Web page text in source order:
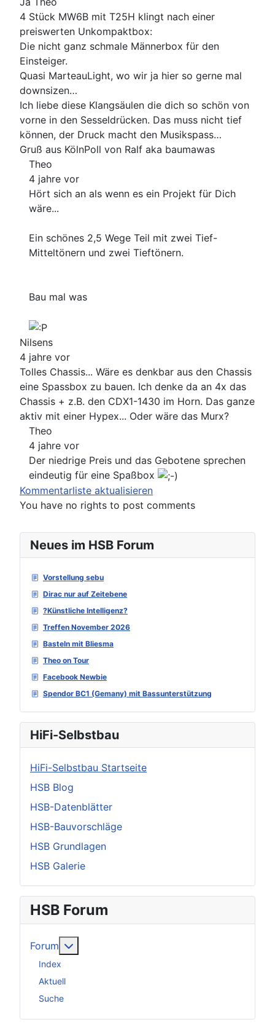
Neues im HSB Forum
Vorstellung sebu
Dirac nur auf Zeitebene
?Künstliche Intelligenz?
Treffen November 2026
Basteln mit Bliesma
Theo on Tour
Facebook Newbie
Spendor BC1 (Gemany) mit Bassunterstützung
HiFi-Selbstbau
HiFi-Selbstbau Startseite
HSB Blog
HSB-Datenblätter
HSB-Bauvorschläge
HSB Grundlagen
HSB Galerie
HSB Forum
Forum
Index
Aktuell
Suche
4 Stück MW6B mit T25H klingt nach einer
preiswerten Unkompaktbox:
Die nicht ganz schmale Männerbox für den
Einsteiger.
Quasi MarteauLight, wo wir ja hier so gerne mal
downsizen…
Ich liebe diese Klangsäulen die dich so schön von
vorne in den Sesseldrücken. Das muss nicht tief
können, der Druck macht den Musikspass…
Gruß aus KölnPoll von Ralf aka baumawas
Theo
4 jahre vor
Hört sich an als wenn es ein Projekt für Dich
wäre...
Ein schönes 2,5 Wege Teil mit zwei Tief-
Mitteltönern und zwei Tieftönern.
Bau mal was
Nilsens
4 jahre vor
Tolles Chassis... Wäre es denkbar aus den Chassis
eine Spassbox zu bauen. Ich denke da an 4x das
Chassis + z.B. den CDX1-1430 im Horn. Das ganze
aktiv mit einer Hypex... Oder wäre das Murx?
Theo
4 jahre vor
Der niedrige Preis und das Gebotene sprechen
eindeutig für eine Spaßbox
Kommentarliste aktualisieren
You have no rights to post comments